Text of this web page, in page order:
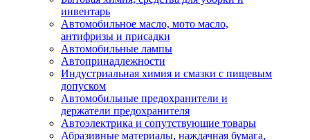
инвентарь
Автомобильное масло, мото масло,
антифризы и присадки
Автомобильные лампы
Автопринадлежности
Индустриальная химия и смазки с пищевым
допуском
Автомобильные предохранители и
держатели предохранителя
Автоэлектрика и сопутствующие товары
Абразивные материалы, наждачная бумага,